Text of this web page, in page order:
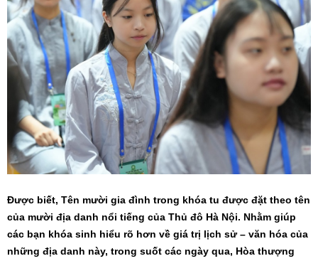
Được biết, Tên mười gia đình trong khóa tu được đặt theo tên
của mười địa danh nổi tiếng của Thủ đô Hà Nội. Nhằm giúp
các bạn khóa sinh hiểu rõ hơn về giá trị lịch sử – văn hóa của
những địa danh này, trong suốt các ngày qua, Hòa thượng